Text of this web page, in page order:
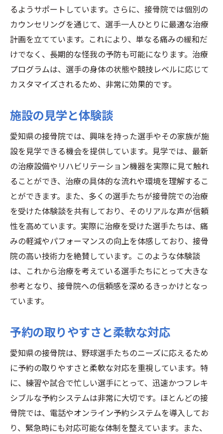
るようサポートしています。さらに、接骨院では個別の
カウンセリングを通じて、選手一人ひとりに最適な治療
計画を立てています。これにより、単なる痛みの緩和だ
けでなく、長期的な怪我の予防も可能になります。治療
プログラムは、選手の身体の状態や競技レベルに応じて
カスタマイズされるため、非常に効果的です。
施設の見学と体験談
愛知県の接骨院では、興味を持った選手やその家族が施
設を見学できる機会を提供しています。見学では、最新
の治療設備やリハビリテーション機器を実際に見て触れ
ることができ、治療の具体的な流れや環境を理解するこ
とができます。また、多くの選手たちが接骨院での治療
を受けた体験談を共有しており、そのリアルな声が信頼
性を高めています。実際に治療を受けた選手たちは、痛
みの軽減やパフォーマンスの向上を体感しており、接骨
院の高い技術力を絶賛しています。このような体験談
は、これから治療を考えている選手たちにとって大きな
参考となり、接骨院への信頼感を深めるきっかけとなっ
ています。
予約の取りやすさと柔軟な対応
愛知県の接骨院は、野球選手たちのニーズに応えるため
に予約の取りやすさと柔軟な対応を重視しています。特
に、練習や試合で忙しい選手にとって、迅速かつフレキ
シブルな予約システムは非常に大切です。ほとんどの接
骨院では、電話やオンライン予約システムを導入してお
り、緊急時にも対応可能な体制を整えています。また、